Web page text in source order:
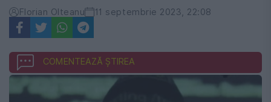
Florian Olteanu 11 septembrie 2023, 22:08
COMENTEAZĂ ȘTIREA